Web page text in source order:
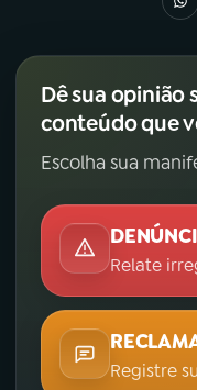
Dê sua opinião
conteúdo que
Escolha sua
Relate
Registre